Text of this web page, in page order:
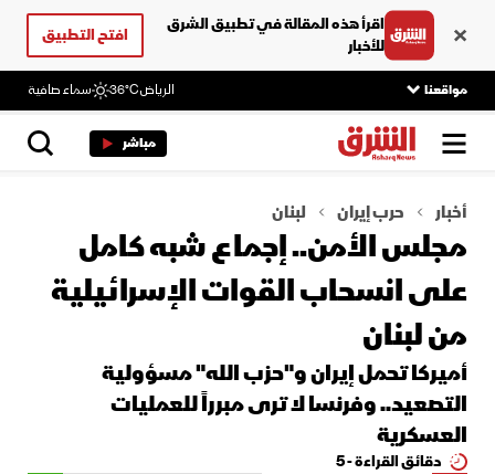
اقرأ هذه المقالة في تطبيق الشرق
للأخبار
افتح التطبيق
مواقعنا الرياض36°C سماء صافية
مباشر
أخبار حرب إيران لبنان
مجلس الأمن.. إجماع شبه كامل
على انسحاب القوات الإسرائيلية
من لبنان
أميركا تحمل إيران و"حزب الله" مسؤولية
التصعيد.. وفرنسا لا ترى مبرراً للعمليات
العسكرية
دقائق القراءة - 5